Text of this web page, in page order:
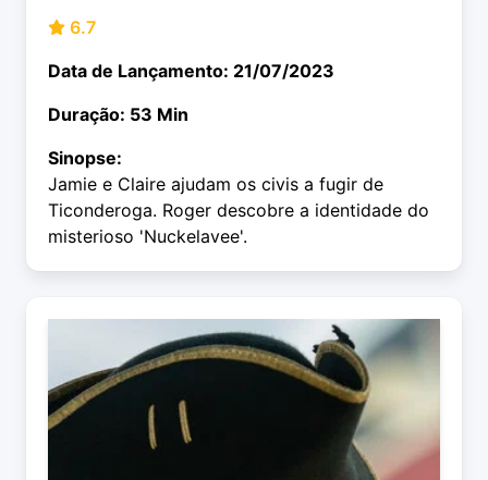
6.7
Data de Lançamento: 21/07/2023
Duração: 53 Min
Sinopse:
Jamie e Claire ajudam os civis a fugir de
Ticonderoga. Roger descobre a identidade do
misterioso 'Nuckelavee'.